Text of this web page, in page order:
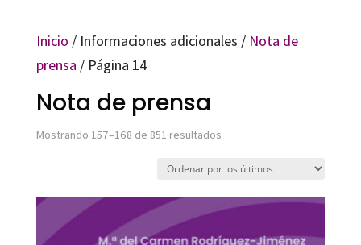
Inicio / Informaciones adicionales / Nota de
prensa / Página 14
Nota de prensa
Mostrando 157–168 de 851 resultadosOrdenado
últimos